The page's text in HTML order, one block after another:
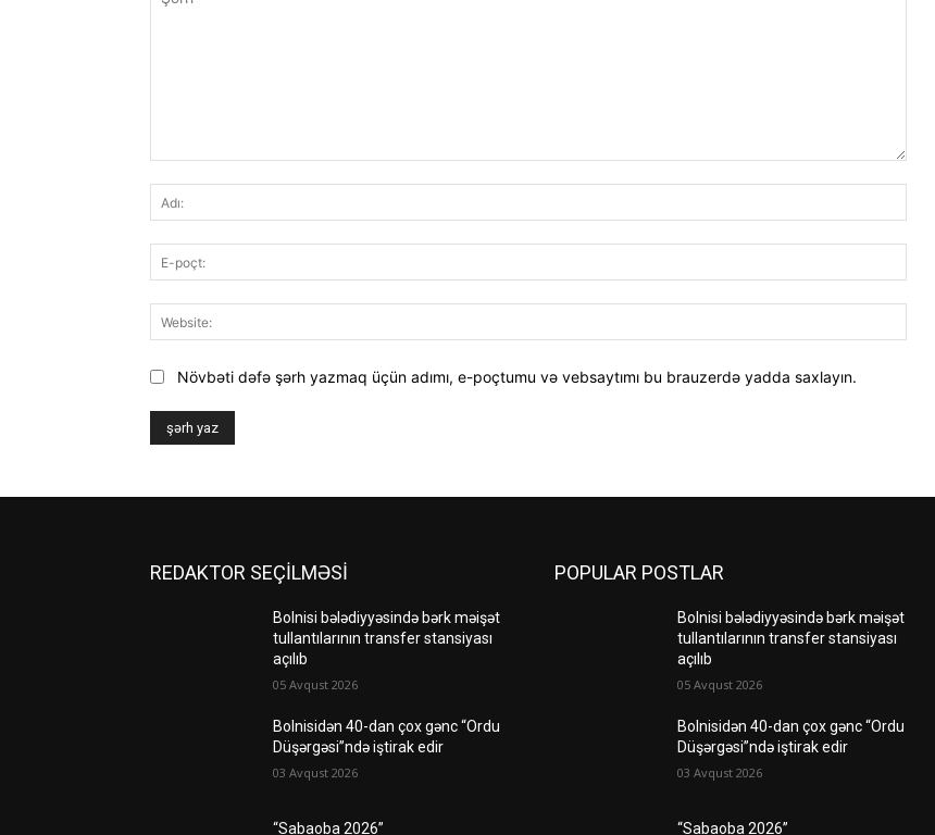
poçt:
Növbəti dəfə şərh yazmaq üçün adımı, e-poçtumu və vebsaytımı bu brauzerdə yadda saxlayın.
REDAKTOR SEÇİLMƏSİ
Bolnisi bələdiyyəsində bərk məişət
tullantılarının transfer stansiyası
açılıb
05 Avqust 2026
Bolnisidən 40-dan çox gənc “Ordu
Düşərgəsi”ndə iştirak edir
03 Avqust 2026
“Sabaoba 2026”
POPULAR POSTLAR
Bolnisi bələdiyyəsində bərk məişət
tullantılarının transfer stansiyası
açılıb
05 Avqust 2026
Bolnisidən 40-dan çox gənc “Ordu
Düşərgəsi”ndə iştirak edir
03 Avqust 2026
“Sabaoba 2026”